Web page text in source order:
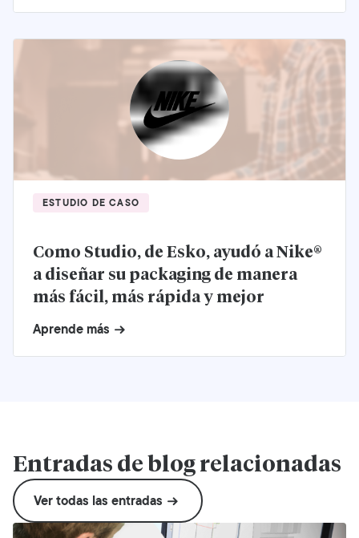
ESTUDIO DE CASO
Como Studio, de Esko, ayudó a Nike®
a diseñar su packaging de manera
más fácil, más rápida y mejor
Aprende más
Entradas de blog relacionadas
Ver todas las entradas